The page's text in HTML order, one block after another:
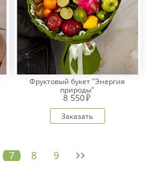
Фруктовый букет "Энергия
природы"
8 550
Заказать
7 8 9